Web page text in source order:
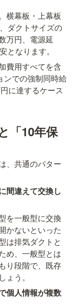
横幕板・上幕板
ダクトサイズの
万円、電源延
となります。
費用すべてを含
ンでの強制同時給
に達するケース
「10年保
、共通のパター
間違えて交換し
を一般型に交換
かないといった
は排気ダクトと
め、一般型とは
り段階で、既存
う。
個人情報が複数